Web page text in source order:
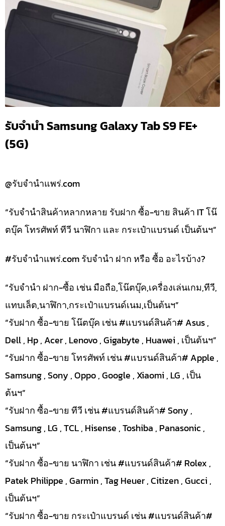
รับจำนำ Samsung Galaxy Tab S9 FE+
(5G)
@รับจำนำแพร่.com
“รับจำนำสินค้าหลากหลาย รับฝาก ซื้อ-ขาย สินค้า IT โน๊
ตบุ๊ค โทรศัพท์ ทีวี นาฬิกา และ กระเป๋าแบรนด์ เป็นต้นฯ”
#รับจํานําแพร่.com รับจำนำ ฝาก หรือ ซื้อ อะไรบ้าง?
“รับจำนำ ฝาก-ซื้อ เช่น มือถือ,โน๊ตบุ๊ค,เครื่องเล่นเกม,ทีวี,
แทบเล็ต,นาฬิกา,กระเป๋าแบรนด์เนม,เป็นต้นฯ”
“รับฝาก ซื้อ-ขาย โน๊ตบุ๊ค เช่น #แบรนด์สินค้า# Asus ,
Dell , Hp , Acer , Lenovo , Gigabyte , Huawei , เป็นต้นฯ”
“รับฝาก ซื้อ-ขาย โทรศัพท์ เช่น #แบรนด์สินค้า# Apple ,
Samsung , Sony , Oppo , Google , Xiaomi , LG , เป็น
ต้นฯ”
“รับฝาก ซื้อ-ขาย ทีวี เช่น #แบรนด์สินค้า# Sony ,
Samsung , LG , TCL , Hisense , Toshiba , Panasonic ,
เป็นต้นฯ”
“รับฝาก ซื้อ-ขาย นาฬิกา เช่น #แบรนด์สินค้า# Rolex ,
Patek Philippe , Garmin , Tag Heuer , Citizen , Gucci ,
เป็นต้นฯ”
“รับฝาก ซื้อ-ขาย กระเป๋าแบรนด์ เช่น #แบรนด์สินค้า#